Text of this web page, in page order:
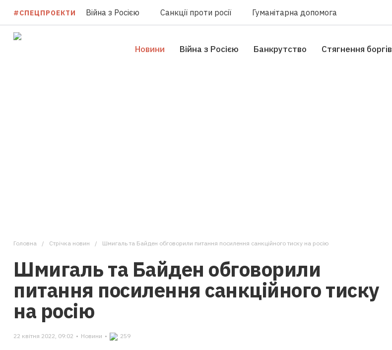
#СПЕЦПРОЕКТИ Війна з Росією Санкції проти росії Гуманітарна допомога
Новини Війна з Росією Банкрутство Стягнення боргiв
Головна Стрічка новин Шмигаль та Байден обговорили питання посилення санкційного тиску на росію
Шмигаль та Байден обговорили
питання посилення санкційного тиску
на росію
22 квітня 2022, 09:02 • Новини • 259